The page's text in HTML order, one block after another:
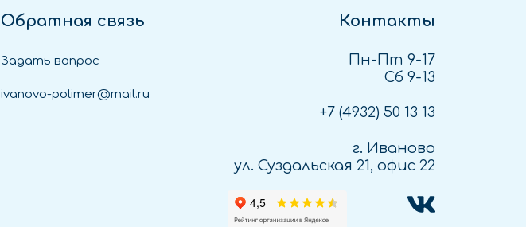
Обратная связь
Задать вопрос
ivanovo-polimer@mail.ru
Контакты
Пн-Пт 9-17
Сб 9-13
+7 (4932) 50 13 13
г. Иваново
ул. Суздальская 21, офис 22